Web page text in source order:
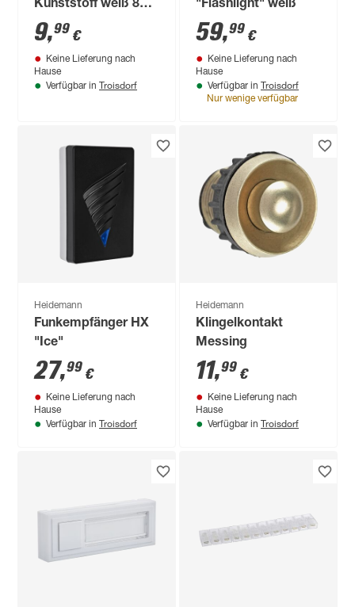
Kunststoff weiß 87 x
30 x 13 mm einreihig
9,99 €
Keine Lieferung nach
Hause
Verfügbar in Troisdorf
"Flashlight" weiß
59,99 €
Keine Lieferung nach
Hause
Verfügbar in Troisdorf
Nur wenige verfügbar
Heidemann
Funkempfänger HX
"Ice"
27,99 €
Keine Lieferung nach
Hause
Verfügbar in Troisdorf
Heidemann
Klingelkontakt
Messing
11,99 €
Keine Lieferung nach
Hause
Verfügbar in Troisdorf